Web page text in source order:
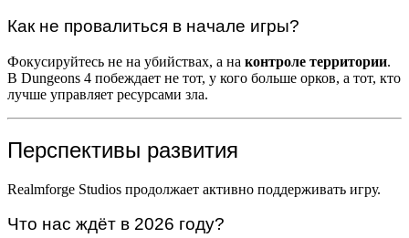
Как не провалиться в начале игры?
Фокусируйтесь не на убийствах, а на контроле территории.
В Dungeons 4 побеждает не тот, у кого больше орков, а тот, кто
лучше управляет ресурсами зла.
Перспективы развития
Realmforge Studios продолжает активно поддерживать игру.
Что нас ждёт в 2026 году?